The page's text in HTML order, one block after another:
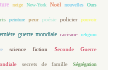
neige New-York Noël nouvelles Ours
peinture peur poésie policier pouvoir
guerre mondiale racisme religion
science fiction Seconde Guerre
secrets de famille Ségrégation